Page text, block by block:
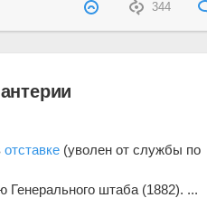
344
отставке (уволен от службы по
Генерального штаба (1882). ...